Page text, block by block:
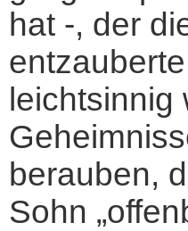
hat -, der
berauben,
Sohn